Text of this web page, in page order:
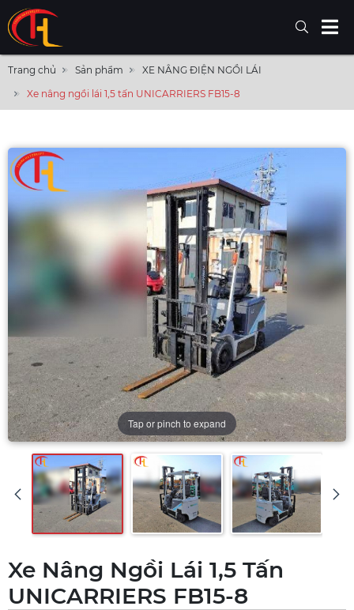
Trang chủ Sản phẩm
XE NÂNG ĐIỆN NGỒI LÁI
Xe nâng ngồi lái 1,5 tấn UNICARRIERS FB15-8
Tap or pinch to expand
Xe Nâng Ngồi Lái 1,5 Tấn
UNICARRIERS FB15-8